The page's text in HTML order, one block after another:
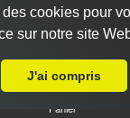
mozzarella,
Panier
cookies pour
sur notre site
J'ai compris